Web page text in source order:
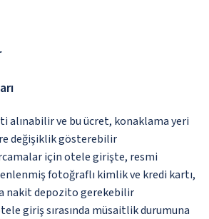
alınabilir ve bu ücret, konaklama yeri
değişiklik gösterebilir
için otele girişte, resmi
fotoğraflı kimlik ve kredi kartı,
nakit depozito gerekebilir
giriş sırasında müsaitlik durumuna